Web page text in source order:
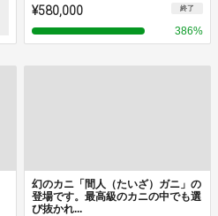
¥580,000 終了
386%
幻のカニ「間人（たいざ）ガニ」の
登場です。最高級のカニの中でも選
び抜かれ...